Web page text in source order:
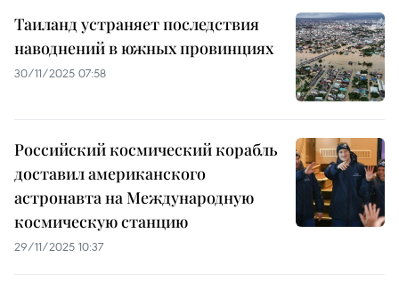
Таиланд устраняет последствия
наводнений в южных провинциях
30/11/2025 07:58
Российский космический корабль
доставил американского
астронавта на Международную
космическую станцию
29/11/2025 10:37